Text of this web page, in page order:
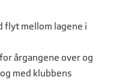
flyt mellom lagene i
årgangene over og
med klubbens